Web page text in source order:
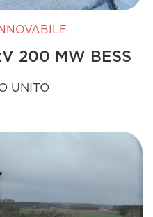
200 MW BESS
UNITO